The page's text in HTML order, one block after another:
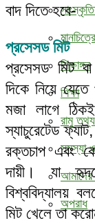
শিক্ষাঙ্গন
শিক্ষা
রামু
সমস্যা
আমাদের
অপরাধ
বাদ দিতে হবে-
প্রসেসড মিট
প্রসেসড মিট
দিকে নিয়ে
মজা লাগে
স্যাচুরেটেড
রক্তচাপ এবং
দায়ী। যা
বিশ্ববিদ্যালয়
মিট খেলে তা